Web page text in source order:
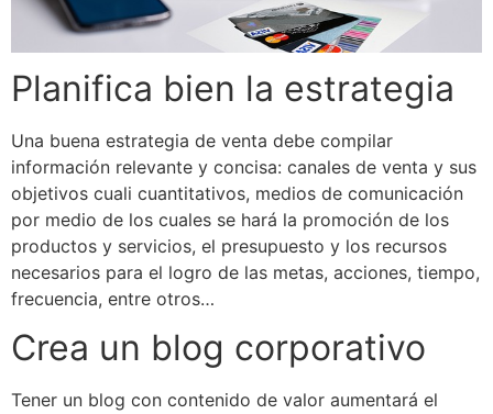
Planifica bien la estrategia
Una buena estrategia de venta debe compilar
información relevante y concisa: canales de venta y sus
objetivos cuali cuantitativos, medios de comunicación
por medio de los cuales se hará la promoción de los
productos y servicios, el presupuesto y los recursos
necesarios para el logro de las metas, acciones, tiempo,
frecuencia, entre otros…
Crea un blog corporativo
Tener un blog con contenido de valor aumentará el